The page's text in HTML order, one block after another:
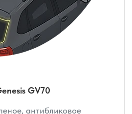
GV70
антибликовое